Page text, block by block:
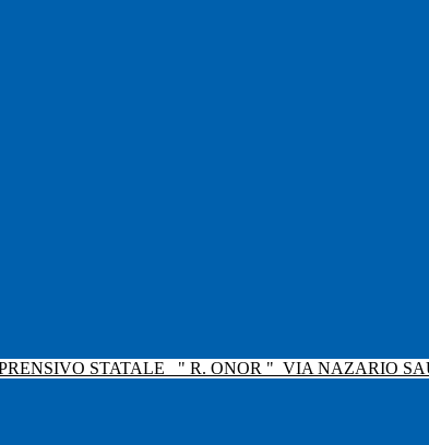
STATALE " R. ONOR " VIA NAZARIO